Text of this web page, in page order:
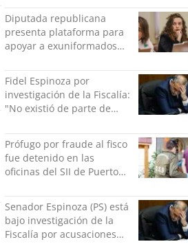
Diputada republicana
presenta plataforma para
apoyar a exuniformados
social
Fidel Espinoza por
investigación de la Fiscalía:
"No existió de parte de
violencia física ni verbal"
Prófugo por fraude al fisco
fue detenido en las
oficinas del SII de Puerto
facturas
Senador Espinoza (PS) está
bajo investigación de la
Fiscalía por acusaciones